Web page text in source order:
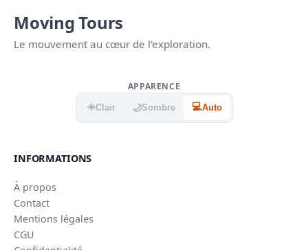
Moving Tours
Le mouvement au cœur de l'exploration.
APPARENCE
☀️Clair 🌙Sombre 💻Auto
INFORMATIONS
À propos
Contact
Mentions légales
CGU